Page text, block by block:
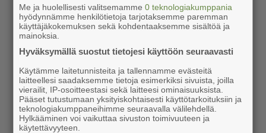
Me ja huolellisesti valitsemamme0 teknologiakumppania
hyödynnämme henkilötietoja tarjotaksemme paremman
käyttäjäkokemuksen sekä kohdentaaksemme sisältöä ja
mainoksia.
Hyväksymällä suostut tietojesi käyttöön seuraavasti
Käytämme laitetunnisteita ja tallennamme evästeitä
laitteellesi saadaksemme tietoja esimerkiksi sivuista, joilla
vierailit, IP-osoitteestasi sekä laitteesi ominaisuuksista.
Pääset tutustumaan yksityiskohtaisesti käyttötarkoituksiin ja
teknologiakumppaneihimme seuraavalla välilehdellä.
Hylkääminen voi vaikuttaa sivuston toimivuuteen ja
käytettävyyteen.